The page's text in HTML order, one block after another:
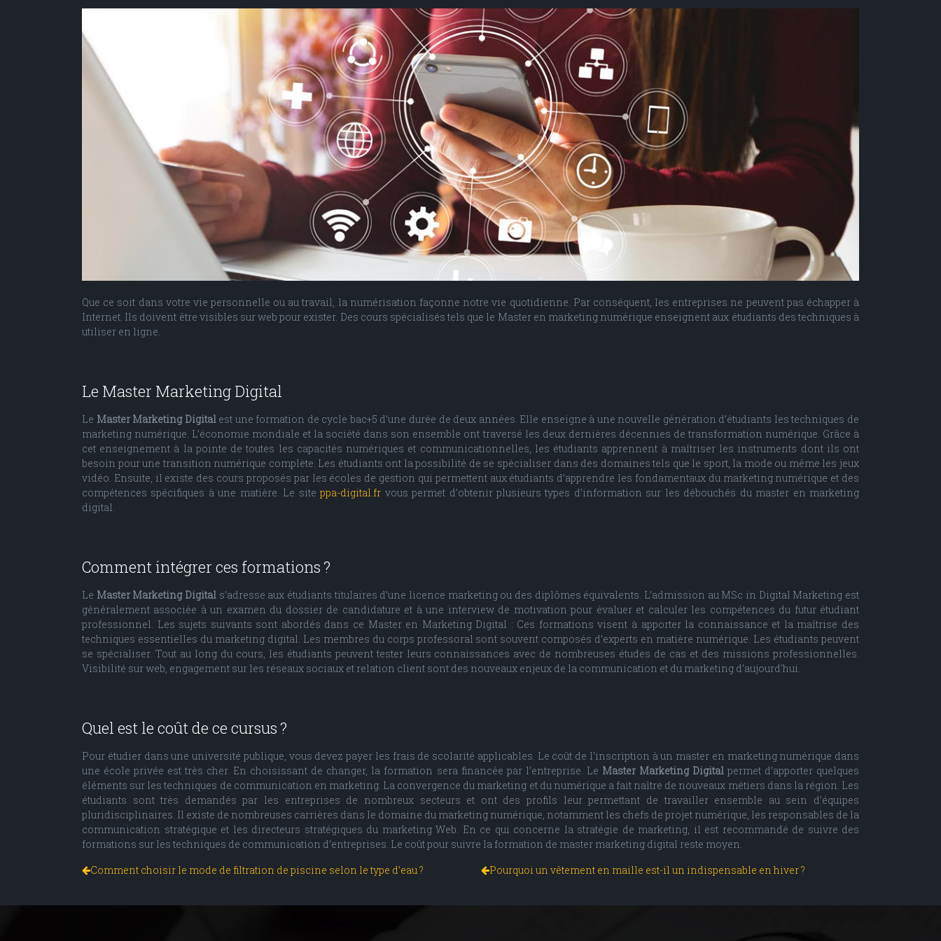
Que ce soit dans votre vie personnelle ou au travail, la numérisation façonne notre vie quotidienne. Par conséquent, les entreprises ne peuvent pas échapper à
Internet. Ils doivent être visibles sur web pour exister. Des cours spécialisés tels que le Master en marketing numérique enseignent aux étudiants des techniques à
utiliser en ligne.
Le Master Marketing Digital
Le Master Marketing Digitalest une formation de cycle bac+5 d’une durée de deux années. Elle enseigne à une nouvelle génération d’étudiants les techniques de
marketing numérique. L’économie mondiale et la société dans son ensemble ont traversé les deux dernières décennies de transformation numérique. Grâce à
cet enseignement à la pointe de toutes les capacités numériques et communicationnelles, les étudiants apprennent à maîtriser les instruments dont ils ont
besoin pour une transition numérique complète. Les étudiants ont la possibilité de se spécialiser dans des domaines tels que le sport, la mode ou même les jeux
vidéo. Ensuite, il existe des cours proposés par les écoles de gestion qui permettent aux étudiants d’apprendre les fondamentaux du marketing numérique et des
compétences spécifiques à une matière. Le siteppa-digital.fr vous permet d’obtenir plusieurs types d’information sur les débouchés du master en marketing
digital.
Comment intégrer ces formations ?
Le Master Marketing Digital s’adresse aux étudiants titulaires d’une licence marketing ou des diplômes équivalents. L’admission au MSc in Digital Marketing est
généralement associée à un examen du dossier de candidature et à une interview de motivation pour évaluer et calculer les compétences du futur étudiant
professionnel. Les sujets suivants sont abordés dans ce Master en Marketing Digital : Ces formations visent à apporter la connaissance et la maîtrise des
techniques essentielles du marketing digital. Les membres du corps professoral sont souvent composés d’experts en matière numérique. Les étudiants peuvent
se spécialiser. Tout au long du cours, les étudiants peuvent tester leurs connaissances avec de nombreuses études de cas et des missions professionnelles.
Visibilité sur web, engagement sur les réseaux sociaux et relation client sont des nouveaux enjeux de la communication et du marketing d’aujourd’hui.
Quel est le coût de ce cursus ?
Pour étudier dans une université publique, vous devez payer les frais de scolarité applicables. Le coût de l’inscription à un master en marketing numérique dans
une école privée est très cher. En choisissant de changer, la formation sera financée par l’entreprise. Le Master Marketing Digital permet d’apporter quelques
éléments sur les techniques de communication en marketing. La convergence du marketing et du numérique a fait naître de nouveaux métiers dans la région. Les
étudiants sont très demandés par les entreprises de nombreux secteurs et ont des profils leur permettant de travailler ensemble au sein d’équipes
pluridisciplinaires. Il existe de nombreuses carrières dans le domaine du marketing numérique, notamment les chefs de projet numérique, les responsables de la
communication stratégique et les directeurs stratégiques du marketing Web. En ce qui concerne la stratégie de marketing, il est recommandé de suivre des
formations sur les techniques de communication d’entreprises. Le coût pour suivre la formation de master marketing digital reste moyen.
Comment choisir le mode de filtration de piscine selon le type d’eau ?
Pourquoi un vêtement en maille est-il un indispensable en hiver ?